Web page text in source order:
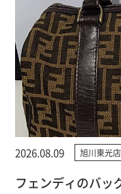
2026.08.09 旭川東光店
フェンディのバッ